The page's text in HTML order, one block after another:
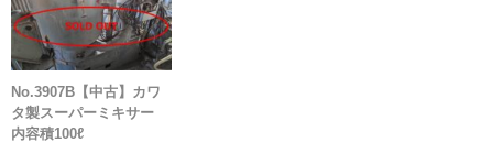
No.3907B【中古】カワ
タ製スーパーミキサー
内容積100ℓ